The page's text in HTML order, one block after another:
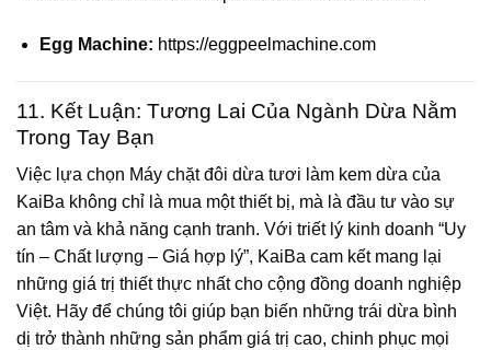
Egg Machine: https://eggpeelmachine.com
11. Kết Luận: Tương Lai Của Ngành Dừa Nằm
Trong Tay Bạn
Việc lựa chọn Máy chặt đôi dừa tươi làm kem dừa của
KaiBa không chỉ là mua một thiết bị, mà là đầu tư vào sự
an tâm và khả năng cạnh tranh. Với triết lý kinh doanh “Uy
tín – Chất lượng – Giá hợp lý”, KaiBa cam kết mang lại
những giá trị thiết thực nhất cho cộng đồng doanh nghiệp
Việt. Hãy để chúng tôi giúp bạn biến những trái dừa bình
dị trở thành những sản phẩm giá trị cao, chinh phục mọi